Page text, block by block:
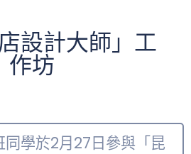
設計大師」工
作坊
同學於2月27日參與「昆